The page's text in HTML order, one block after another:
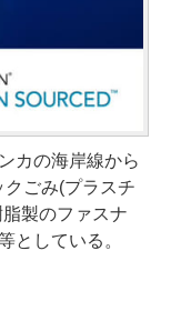
カの海岸線から
ごみ(プラスチ
製のファスナ
としている。